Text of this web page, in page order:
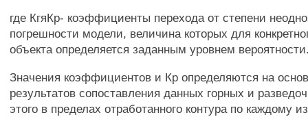
где КгяКр- коэффициенты перехода от степени
погрешности модели, величина которых для
объекта определяется заданным уровнем
Значения коэффициентов и Кр определяются на
результатов сопоставления данных горных и
этого в пределах отработанного контура по каждому